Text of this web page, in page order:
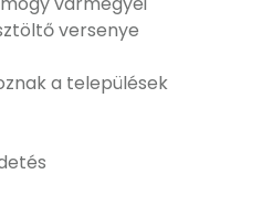
versenye
a települések